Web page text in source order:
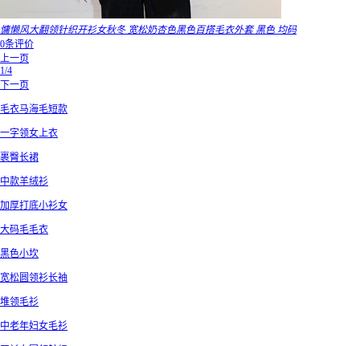
慵懒风大翻领针织开衫女秋冬 宽松奶杏色黑色百搭毛衣外套 黑色 均码
0条评价
上一页
1/4
下一页
毛衣马海毛短款
一字领女上衣
裹臀长裙
中款羊绒衫
加厚打底小衫女
大码毛毛衣
黑色小坎
宽松圆领衫长袖
堆领毛衫
中老年妇女毛衫